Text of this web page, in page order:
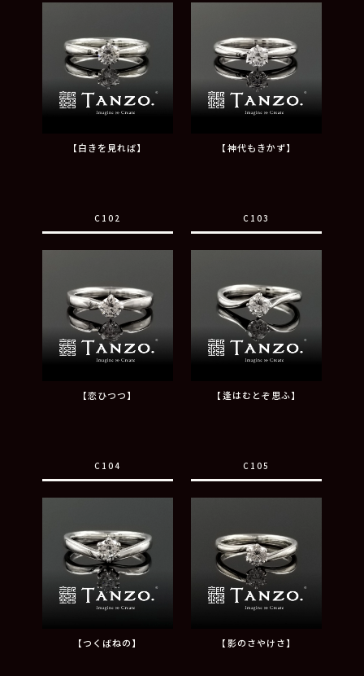
【白きを見れば】
C102
【神代もきかず】
C103
【恋ひつつ】
C104
【逢はむとぞ思ふ】
C105
【つくばねの】 【影のさやけさ】